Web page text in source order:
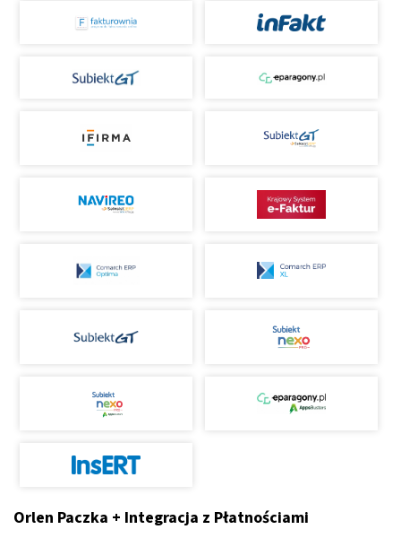
Orlen Paczka + Integracja z Płatnościami